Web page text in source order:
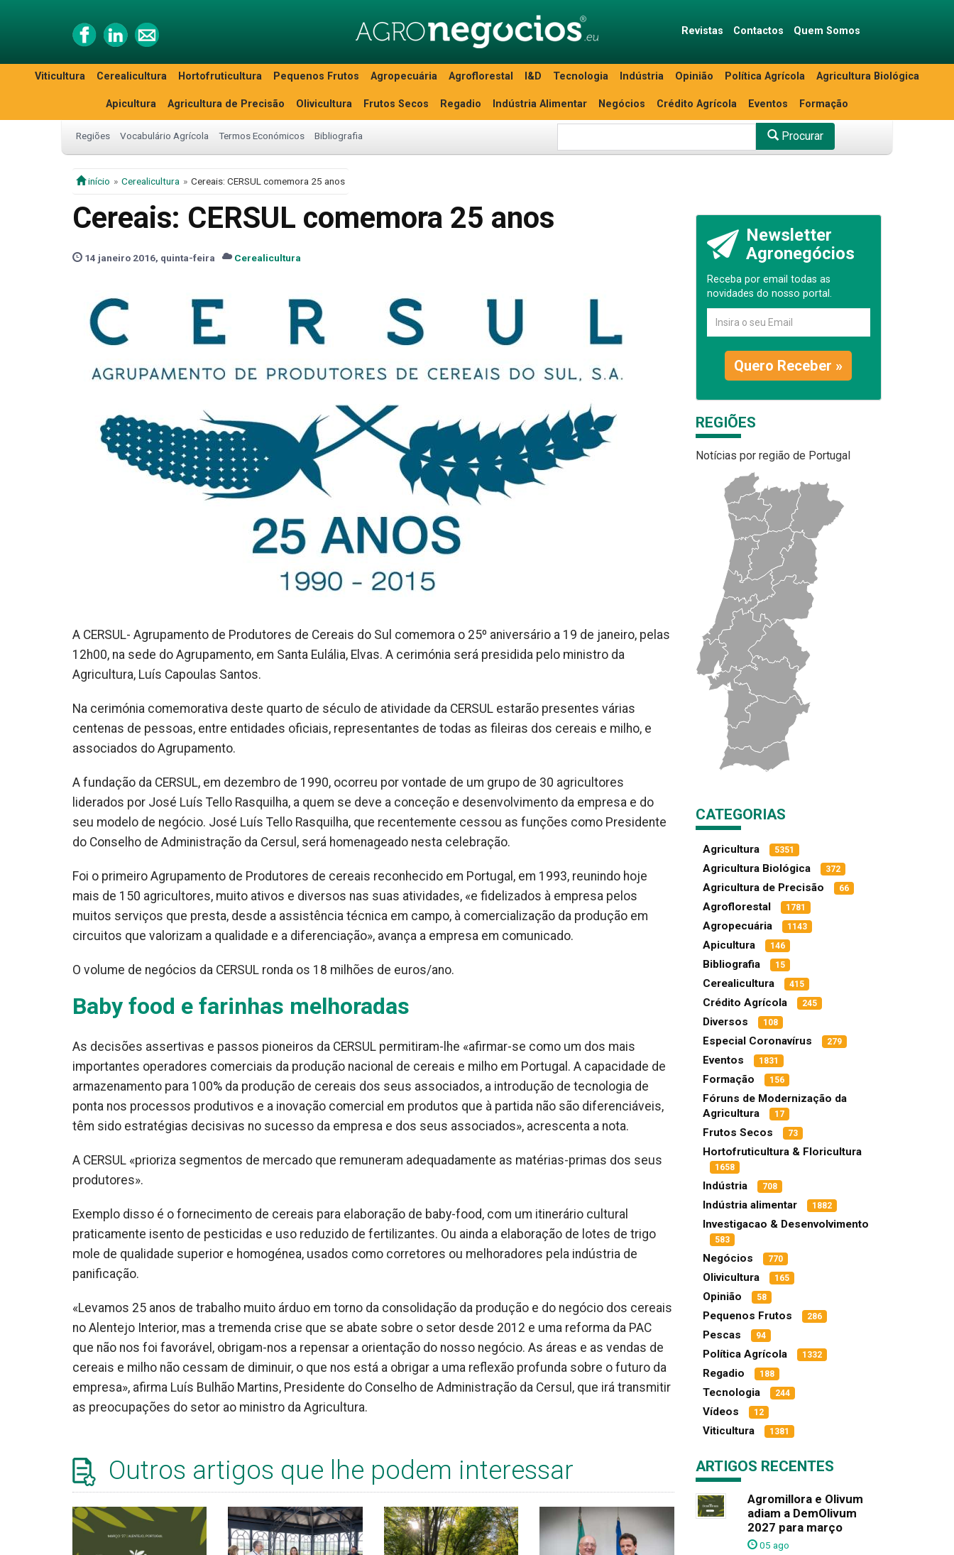
Revistas Contactos Quem Somos
Viticultura Cerealicultura Hortofruticultura Pequenos Frutos Agropecuária Agroflorestal I&D Tecnologia Indústria Opinião Política Agrícola Agricultura Biológica
Apicultura Agricultura de Precisão Olivicultura Frutos Secos Regadio Indústria Alimentar Negócios Crédito Agrícola Eventos Formação
Regiões Vocabulário Agrícola Termos Económicos Bibliografia Procurar
início Cerealicultura Cereais: CERSUL comemora 25 anos
Cereais: CERSUL comemora 25 anos
14 janeiro 2016, quinta-feira Cerealicultura
A CERSUL- Agrupamento de Produtores de Cereais do Sul comemora o 25º aniversário a 19 de janeiro, pelas
12h00, na sede do Agrupamento, em Santa Eulália, Elvas. A cerimónia será presidida pelo ministro da
Agricultura, Luís Capoulas Santos.
Na cerimónia comemorativa deste quarto de século de atividade da CERSUL estarão presentes várias
centenas de pessoas, entre entidades oficiais, representantes de todas as fileiras dos cereais e milho, e
associados do Agrupamento.
A fundação da CERSUL, em dezembro de 1990, ocorreu por vontade de um grupo de 30 agricultores
liderados por José Luís Tello Rasquilha, a quem se deve a conceção e desenvolvimento da empresa e do
seu modelo de negócio. José Luís Tello Rasquilha, que recentemente cessou as funções como Presidente
do Conselho de Administração da Cersul, será homenageado nesta celebração.
Foi o primeiro Agrupamento de Produtores de cereais reconhecido em Portugal, em 1993, reunindo hoje
mais de 150 agricultores, muito ativos e diversos nas suas atividades, «e fidelizados à empresa pelos
muitos serviços que presta, desde a assistência técnica em campo, à comercialização da produção em
circuitos que valorizam a qualidade e a diferenciação», avança a empresa em comunicado.
O volume de negócios da CERSUL ronda os 18 milhões de euros/ano.
Baby food e farinhas melhoradas
As decisões assertivas e passos pioneiros da CERSUL permitiram-lhe «afirmar-se como um dos mais
importantes operadores comerciais da produção nacional de cereais e milho em Portugal. A capacidade de
armazenamento para 100% da produção de cereais dos seus associados, a introdução de tecnologia de
ponta nos processos produtivos e a inovação comercial em produtos que à partida não são diferenciáveis,
têm sido estratégias decisivas no sucesso da empresa e dos seus associados», acrescenta a nota.
A CERSUL «prioriza segmentos de mercado que remuneram adequadamente as matérias-primas dos seus
produtores».
Exemplo disso é o fornecimento de cereais para elaboração de baby-food, com um itinerário cultural
praticamente isento de pesticidas e uso reduzido de fertilizantes. Ou ainda a elaboração de lotes de trigo
mole de qualidade superior e homogénea, usados como corretores ou melhoradores pela indústria de
panificação.
«Levamos 25 anos de trabalho muito árduo em torno da consolidação da produção e do negócio dos cereais
no Alentejo Interior, mas a tremenda crise que se abate sobre o setor desde 2012 e uma reforma da PAC
que não nos foi favorável, obrigam-nos a repensar a orientação do nosso negócio. As áreas e as vendas de
cereais e milho não cessam de diminuir, o que nos está a obrigar a uma reflexão profunda sobre o futuro da
empresa», afirma Luís Bulhão Martins, Presidente do Conselho de Administração da Cersul, que irá transmitir
as preocupações do setor ao ministro da Agricultura.
Outros artigos que lhe podem interessar
Newsletter
Agronegócios
Receba por email todas as
novidades do nosso portal.
Quero Receber »
REGIÕES
Notícias por região de Portugal
CATEGORIAS
Agricultura 5351
Agricultura Biológica 372
Agricultura de Precisão 66
Agroflorestal 1781
Agropecuária 1143
Apicultura 146
Bibliografia 15
Cerealicultura 415
Crédito Agrícola 245
Diversos 108
Especial Coronavírus 279
Eventos 1831
Formação 156
Fóruns de Modernização da
Agricultura
17
Frutos Secos 73
Hortofruticultura & Floricultura
1658
Indústria 708
Indústria alimentar 1882
Investigacao & Desenvolvimento
583
Negócios 770
Olivicultura 165
Opinião 58
Pequenos Frutos 286
Pescas 94
Política Agrícola 1332
Regadio 188
Tecnologia 244
Vídeos 12
Viticultura 1381
ARTIGOS RECENTES
Agromillora e Olivum
adiam a DemOlivum
2027 para março
05 ago